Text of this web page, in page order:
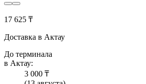
17 625 ₸
Доставка в Актау
До терминала
в Актау:
3 000 ₸